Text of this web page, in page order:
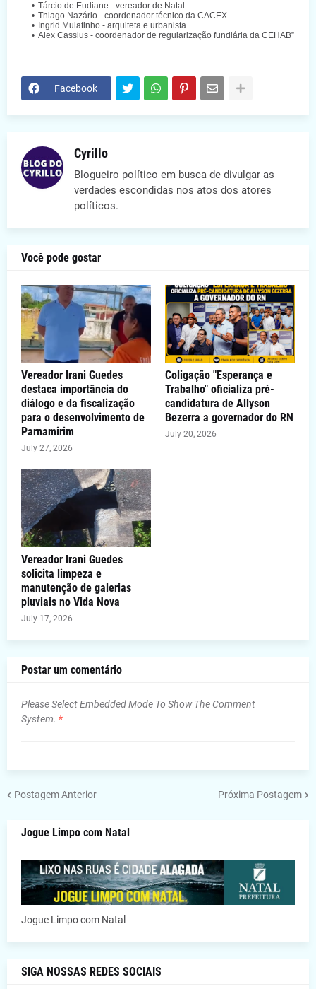
Tárcio de Eudiane - vereador de Natal
Thiago Nazário - coordenador técnico da CACEX
Ingrid Mulatinho - arquiteta e urbanista
Alex Cassius - coordenador de regularização fundiária da СЕНАВ”
Facebook
Cyrillo
Blogueiro político em busca de divulgar as
verdades escondidas nos atos dos atores
políticos.
Você pode gostar
Vereador Irani Guedes
destaca importância do
diálogo e da fiscalização
para o desenvolvimento de
Parnamirim
July 27, 2026
Coligação "Esperança e
Trabalho" oficializa pré-
candidatura de Allyson
Bezerra a governador do RN
July 20, 2026
Vereador Irani Guedes
solicita limpeza e
manutenção de galerias
pluviais no Vida Nova
July 17, 2026
Postar um comentário
Please Select Embedded Mode To Show The Comment
System. *
Postagem Anterior Próxima Postagem
Jogue Limpo com Natal
Jogue Limpo com Natal
SIGA NOSSAS REDES SOCIAIS